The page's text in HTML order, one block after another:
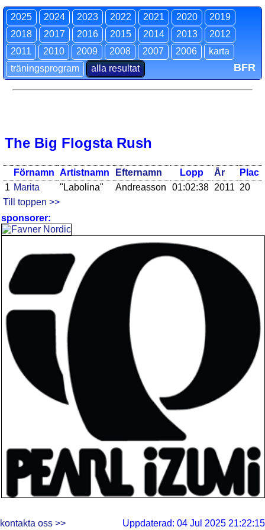
2025 2024 2023 2022 2021 2020
2019
2018
2017 2016 2015 2014 2013
2012
2011
2010 2009 2008 2007 2006
karta
träningsprogram
alla resultat BFR
The Big Flogsta Rush
Förnamn Artistnamn Efternamn Lopp År
Plac
1 Marita "Labolina" Andreasson 01:02:38 2011 20
Till toppen >>
sponsorer:
kontakta oss >> Uppdaterad: 04 Jul 2025 21:22:15